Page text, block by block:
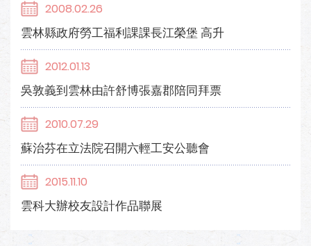
2008.02.26
雲林縣政府勞工福利課課長江榮堡 高升
2012.01.13
吳敦義到雲林由許舒博張嘉郡陪同拜票
2010.07.29
蘇治芬在立法院召開六輕工安公聽會
2015.11.10
雲科大辦校友設計作品聯展